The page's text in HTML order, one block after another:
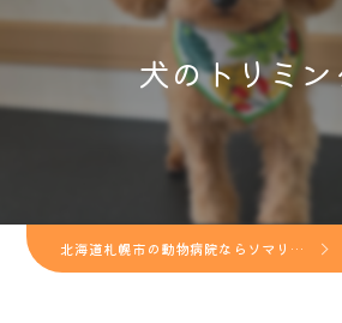
犬のトリミ
北海道札幌市の動物病院ならソマリ犬猫病院